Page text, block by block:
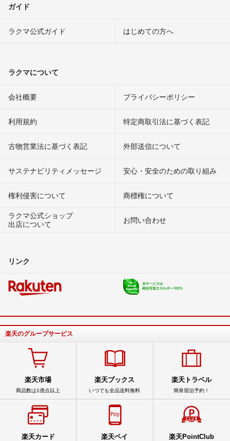
ガイド
ラクマ公式ガイド はじめての方へ
ラクマについて
会社概要 プライバシーポリシー
利用規約 特定商取引法に基づく表記
古物営業法に基づく表記 外部送信について
サステナビリティメッセージ 安心・安全のための取り組み
権利侵害について
商標権について
ラクマ公式ショップ
出店について
お問い合わせ
リンク
楽天のグループサービス
楽天市場
商品数は1億点以上
楽天ブックス
いつでも全品送料無料
楽天トラベル
簡単宿泊予約！
楽天カード 楽天ペイ 楽天PointClub